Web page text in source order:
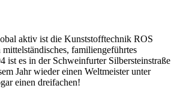
aktiv ist die Kunststofftechnik ROS
familiengeführtes
ist es in der Schweinfurter Silbersteinstraße
Jahr wieder einen Weltmeister unter
einen dreifachen!